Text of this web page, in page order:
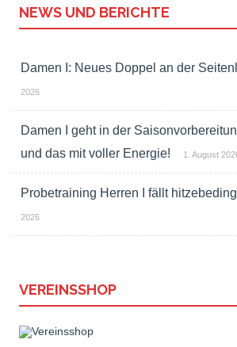
NEWS UND BERICHTE
Damen I: Neues Doppel an der
2026
Damen I geht in der
und das mit voller Energie!
1. August
Probetraining Herren I fällt
2026
VEREINSSHOP